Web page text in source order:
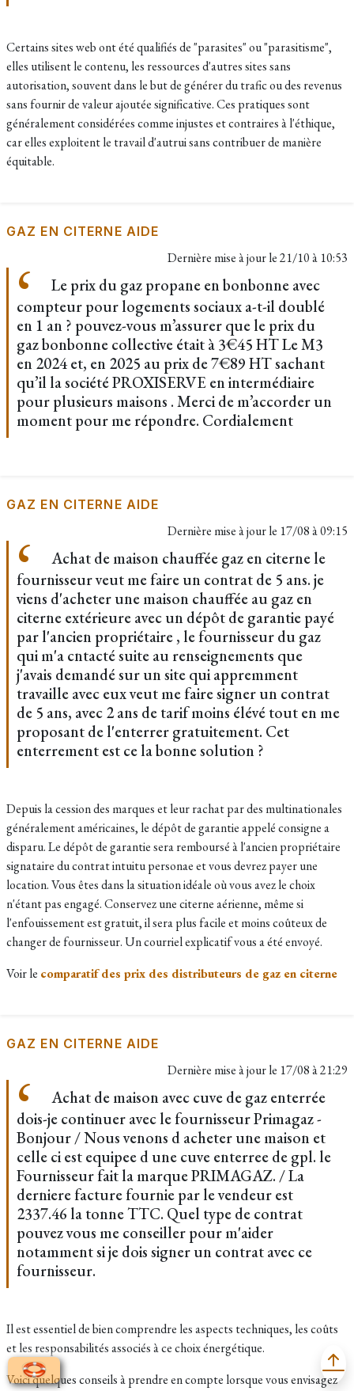
Certains sites web ont été qualifiés de "parasites" ou "parasitisme",
elles utilisent le contenu, les ressources d'autres sites sans
autorisation, souvent dans le but de générer du trafic ou des revenus
sans fournir de valeur ajoutée significative. Ces pratiques sont
généralement considérées comme injustes et contraires à l'éthique,
car elles exploitent le travail d'autrui sans contribuer de manière
équitable.
GAZ EN CITERNE AIDE
Dernière mise à jour le21/10 à 10:53
Le prix du gaz propane en bonbonne avec
compteur pour logements sociaux a-t-il doublé
en 1 an ? pouvez-vous m’assurer que le prix du
gaz bonbonne collective était à 3€45 HT Le M3
en 2024 et, en 2025 au prix de 7€89 HT sachant
qu’il la société PROXISERVE en intermédiaire
pour plusieurs maisons . Merci de m’accorder un
moment pour me répondre. Cordialement
GAZ EN CITERNE AIDE
Dernière mise à jour le 17/08 à 09:15
Achat de maison chauffée gaz en citerne le
fournisseur veut me faire un contrat de 5 ans. je
viens d'acheter une maison chauffée au gaz en
citerne extérieure avec un dépôt de garantie payé
par l'ancien propriétaire , le fournisseur du gaz
qui m'a cntacté suite au renseignements que
j'avais demandé sur un site qui appremment
travaille avec eux veut me faire signer un contrat
de 5 ans, avec 2 ans de tarif moins élévé tout en me
proposant de l'enterrer gratuitement. Cet
enterrement est ce la bonne solution ?
Depuis la cession des marques et leur rachat par des multinationales
généralement américaines, le dépôt de garantie appelé consigne a
disparu. Le dépôt de garantie sera remboursé à l'ancien propriétaire
signataire du contrat intuitu personae et vous devrez payer une
location. Vous êtes dans la situation idéale où vous avez le choix
n'étant pas engagé. Conservez une citerne aérienne, même si
l'enfouissement est gratuit, il sera plus facile et moins coûteux de
changer de fournisseur. Un courriel explicatif vous a été envoyé.
Voir le comparatif des prix des distributeurs de gaz en citerne
GAZ EN CITERNE AIDE
Dernière mise à jour le 17/08 à 21:29
Achat de maison avec cuve de gaz enterrée
dois-je continuer avec le fournisseur Primagaz -
Bonjour / Nous venons d acheter une maison et
celle ci est equipee d une cuve enterree de gpl. le
Fournisseur fait la marque PRIMAGAZ. / La
derniere facture fournie par le vendeur est
2337.46 la tonne TTC. Quel type de contrat
pouvez vous me conseiller pour m'aider
notamment si je dois signer un contrat avec ce
fournisseur.
Il est essentiel de bien comprendre les aspects techniques, les coûts
et les responsabilités associés à ce choix énergétique.
Voici quelques conseils à prendre en compte lorsque vous envisagez